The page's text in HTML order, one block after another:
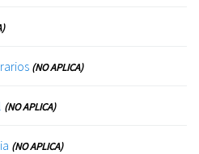
(NO APLICA)
(NO APLICA)
(NO APLICA)